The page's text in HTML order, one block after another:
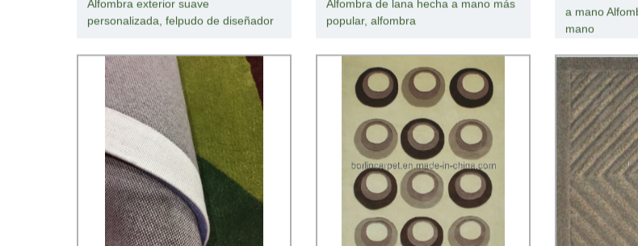
Alfombra exterior suave
personalizada, felpudo de diseñador
Alfombra de lana hecha a mano más
popular, alfombra
a mano
mano